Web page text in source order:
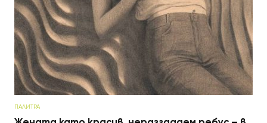
ПАЛИТРА